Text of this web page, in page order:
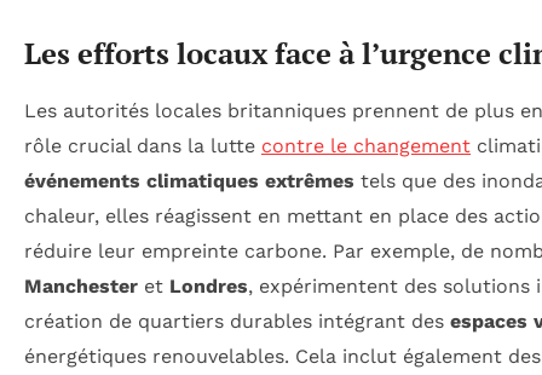
Les efforts locaux face à l’urgence
Les autorités locales britanniques prennent de plus
rôle crucial dans la lutte contre le changement
événements climatiques extrêmes tels que des
chaleur, elles réagissent en mettant en place des
réduire leur empreinte carbone. Par exemple, de
Manchester et Londres, expérimentent des solutions
création de quartiers durables intégrant des espaces
énergétiques renouvelables. Cela inclut également